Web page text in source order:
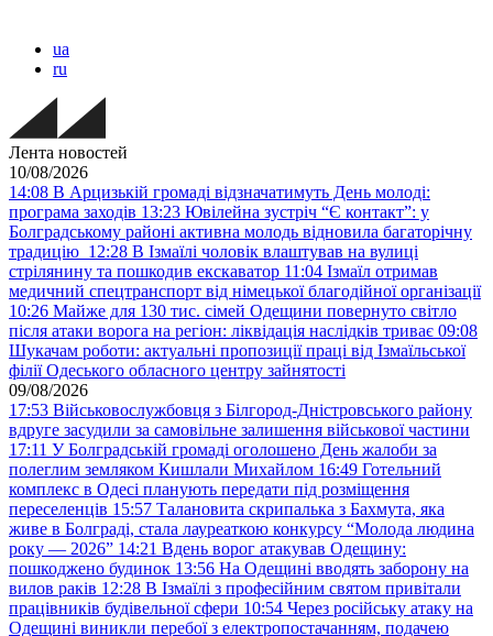
ua
ru
Лента новостей
10/08/2026
14:08 В Арцизькій громаді відзначатимуть День молоді:
програма заходів 13:23 Ювілейна зустріч “Є контакт”: у
Болградському районі активна молодь відновила багаторічну
традицію 12:28 В Ізмаїлі чоловік влаштував на вулиці
стрілянину та пошкодив екскаватор 11:04 Ізмаїл отримав
медичний спецтранспорт від німецької благодійної організації
10:26 Майже для 130 тис. сімей Одещини повернуто світло
після атаки ворога на регіон: ліквідація наслідків триває 09:08
Шукачам роботи: актуальні пропозиції праці від Ізмаїльської
філії Одеського обласного центру зайнятості
09/08/2026
17:53 Військовослужбовця з Білгород-Дністровського району
вдруге засудили за самовільне залишення військової частини
17:11 У Болградській громаді оголошено День жалоби за
полеглим земляком Кишлали Михайлом 16:49 Готельний
комплекс в Одесі планують передати під розміщення
переселенців 15:57 Талановита скрипалька з Бахмута, яка
живе в Болграді, стала лауреаткою конкурсу “Молода людина
року — 2026” 14:21 Вдень ворог атакував Одещину:
пошкоджено будинок 13:56 На Одещині вводять заборону на
вилов раків 12:28 В Ізмаїлі з професійним святом привітали
працівників будівельної сфери 10:54 Через російську атаку на
Одещині виникли перебої з електропостачанням, подачею